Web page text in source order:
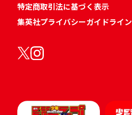
特定商取引法に基づく表示
集英社プライバシーガイドライン